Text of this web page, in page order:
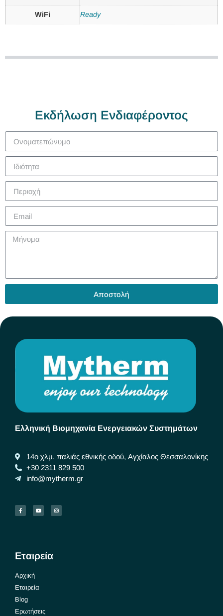
WiFi Ready
Εκδήλωση Ενδιαφέροντος
Αποστολή
Ελληνική Βιομηχανία Ενεργειακών Συστημάτων
14ο χλμ. παλιάς εθνικής οδού, Αγχίαλος Θεσσαλονίκης
+30 2311 829 500
info@mytherm.gr
Εταιρεία
Αρχική
Εταιρεία
Blog
Ερωτήσεις